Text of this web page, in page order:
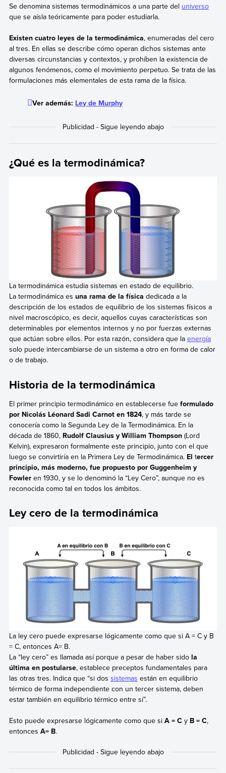
Se denomina sistemas termodinámicos a una parte del universo
que se aísla teóricamente para poder estudiarla.
Existen cuatro leyes de la termodinámica, enumeradas del cero
al tres. En ellas se describe cómo operan dichos sistemas ante
diversas circunstancias y contextos, y prohíben la existencia de
algunos fenómenos, como el movimiento perpetuo. Se trata de las
formulaciones más elementales de esta rama de la física.
Ver además: Ley de Murphy
¿Qué es la termodinámica?
La termodinámica estudia sistemas en estado de equilibrio.
La termodinámica es una rama de la física dedicada a la
descripción de los estados de equilibrio de los sistemas físicos a
nivel macroscópico, es decir, aquellos cuyas características son
determinables por elementos internos y no por fuerzas externas
que actúan sobre ellos. Por esta razón, considera que la energía
solo puede intercambiarse de un sistema a otro en forma de calor
o de trabajo.
Historia de la termodinámica
El primer principio termodinámico en establecerse fueformulado
por Nicolás Léonard Sadi Carnot en 1824, y más tarde se
conocería como la Segunda Ley de la Termodinámica. En la
década de 1860, Rudolf Clausius y William Thompson(Lord
Kelvin), expresaron formalmente este principio, junto con el que
luego se convirtiría en la Primera Ley de Termodinámica. El tercer
principio, más moderno, fue propuesto por Guggenheim y
Fowleren 1930, y se lo denominó la “Ley Cero”, aunque no es
reconocida como tal en todos los ámbitos.
Ley cero de la termodinámica
La ley cero puede expresarse lógicamente como que si A = C y B
= C, entonces A= B.
La “ley cero” es llamada así porque a pesar de haber sido la
última en postularse, establece preceptos fundamentales para
las otras tres. Indica que “si dos sistemas están en equilibrio
térmico de forma independiente con un tercer sistema, deben
estar también en equilibrio térmico entre sí”.
Esto puede expresarse lógicamente como que siA = C yB = C,
entonces A= B.